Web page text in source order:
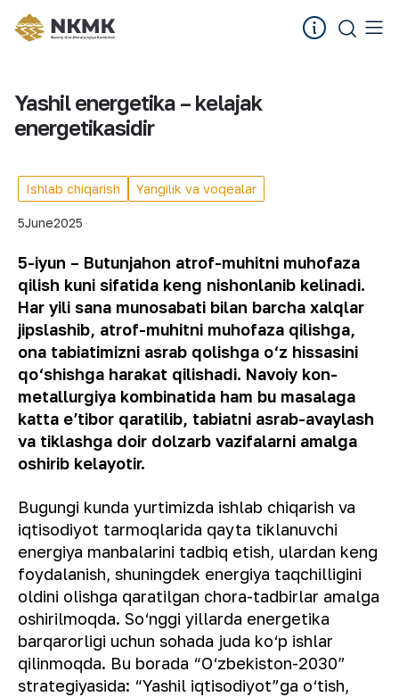
Yashil energetika – kelajak
energetikasidir
Ishlab chiqarish Yangilik va voqealar
5June2025
5-iyun – Butunjahon atrof-muhitni muhofaza
qilish kuni sifatida keng nishonlanib kelinadi.
Har yili sana munosabati bilan barcha xalqlar
jipslashib, atrof-muhitni muhofaza qilishga,
ona tabiatimizni asrab qolishga o‘z hissasini
qo‘shishga harakat qilishadi. Navoiy kon-
metallurgiya kombinatida ham bu masalaga
katta eʼtibor qaratilib, tabiatni asrab-avaylash
va tiklashga doir dolzarb vazifalarni amalga
oshirib kelayotir.
Bugungi kunda yurtimizda ishlab chiqarish va
iqtisodiyot tarmoqlarida qayta tiklanuvchi
energiya manbalarini tadbiq etish, ulardan keng
foydalanish, shuningdek energiya taqchilligini
oldini olishga qaratilgan chora-tadbirlar amalga
oshirilmoqda. So‘nggi yillarda energetika
barqarorligi uchun sohada juda ko‘p ishlar
qilinmoqda. Bu borada “O‘zbekiston-2030”
strategiyasida: “Yashil iqtisodiyot”ga o‘tish,